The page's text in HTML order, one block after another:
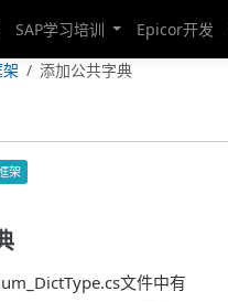
SAP学习培训 Epicor开发
添加公共字典
架
文件中有